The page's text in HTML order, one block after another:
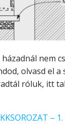
nem
olvasd el a
róluk, itt
– 1.